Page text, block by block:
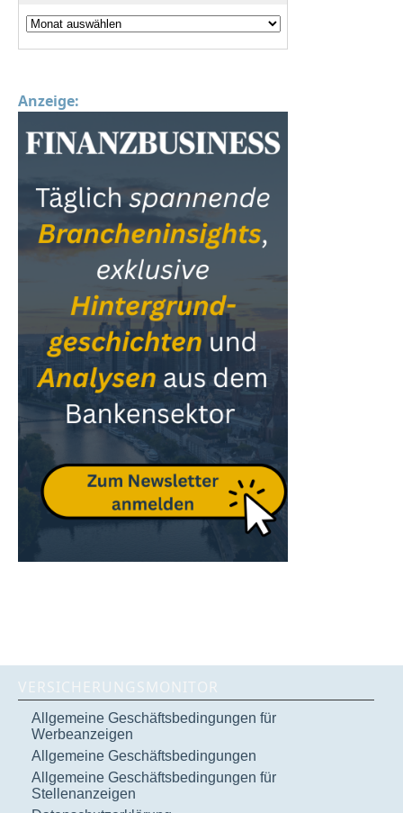
Anzeige:
VERSICHERUNGSMONITOR
Allgemeine Geschäftsbedingungen für
Werbeanzeigen
Allgemeine Geschäftsbedingungen
Allgemeine Geschäftsbedingungen für
Stellenanzeigen